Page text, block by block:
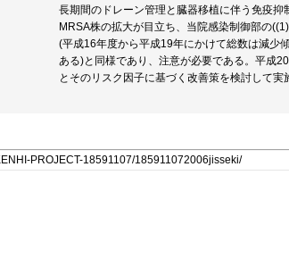
長期間のドレーン管理と臓器移植に伴う免疫
MRSA株の拡大が目立ち、当院感染制御部の
(平成16年度から平成19年にかけて総数は減少
ある)と同様であり、注意が必要である。平成
とそのリスク因子に基づく改善策を検討して実